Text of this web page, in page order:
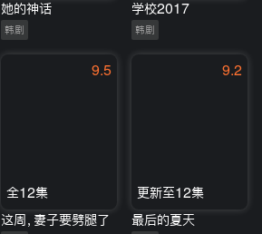
她的神话
韩剧
学校2017
韩剧
9.5
全12集
这周，妻子要劈腿了
9.2
更新至12集
最后的夏天